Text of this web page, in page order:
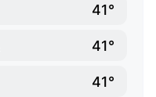
41°
41°
41°